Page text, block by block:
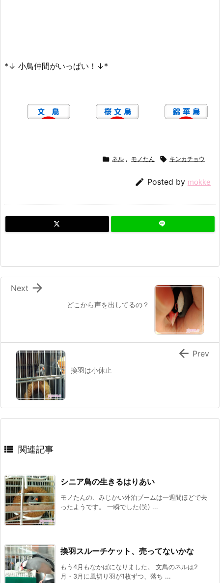
*↓ 小鳥仲間がいっぱい！↓*
 ネル , モノたん  キンカチョウ
 Posted by mokke
どこから声を出してるの？

Next
換羽は小休止
 Prev
 関連記事
シニア鳥の生きるはりあい
モノたんの、みじかい外泊ブームは一週間ほどで去
ったようです。 一瞬でした(笑) ...
換羽スルーチケット、売ってないかな
もう4月もなかばになりました。 文鳥のネルは2
月・3月に風切り羽が1枚ずつ、落ち ...